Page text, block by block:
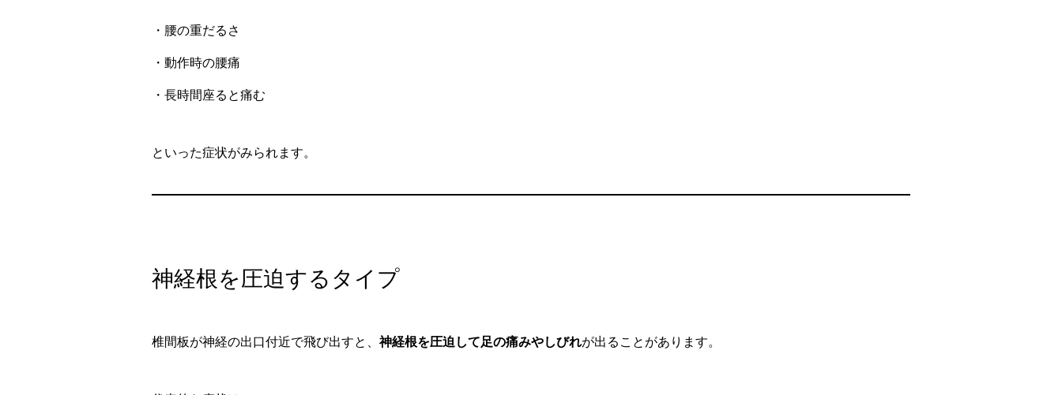
・腰の重だるさ
・動作時の腰痛
・長時間座ると痛む
といった症状がみられます。
神経根を圧迫するタイプ
椎間板が神経の出口付近で飛び出すと、神経根を圧迫して足の痛みやしびれが出ることがあります。